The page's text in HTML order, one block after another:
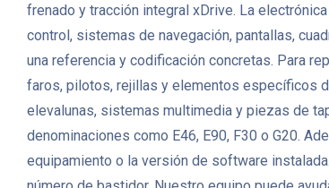
frenado y tracción integral xDrive. La
control, sistemas de navegación, pantallas,
una referencia y codificación concretas. Para
faros, pilotos, rejillas y elementos específicos
elevalunas, sistemas multimedia y piezas de
denominaciones como E46, E90, F30 o G20.
equipamiento o la versión de software